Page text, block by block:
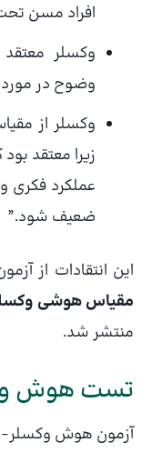
افراد مسن تحت
وکسلر
وضوح در
وکسلر از
زیرا معتقد
عملکرد فکری
ضعیف شود.”
این انتقادات از آزمون بینه
مقیاس هوشی
منتشر شد.
تست هوش